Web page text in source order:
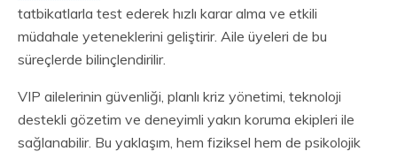
tatbikatlarla test ederek hızlı karar alma ve etkili
müdahale yeteneklerini geliştirir. Aile üyeleri de bu
süreçlerde bilinçlendirilir.
VIP ailelerinin güvenliği, planlı kriz yönetimi, teknoloji
destekli gözetim ve deneyimli yakın koruma ekipleri ile
sağlanabilir. Bu yaklaşım, hem fiziksel hem de psikolojik